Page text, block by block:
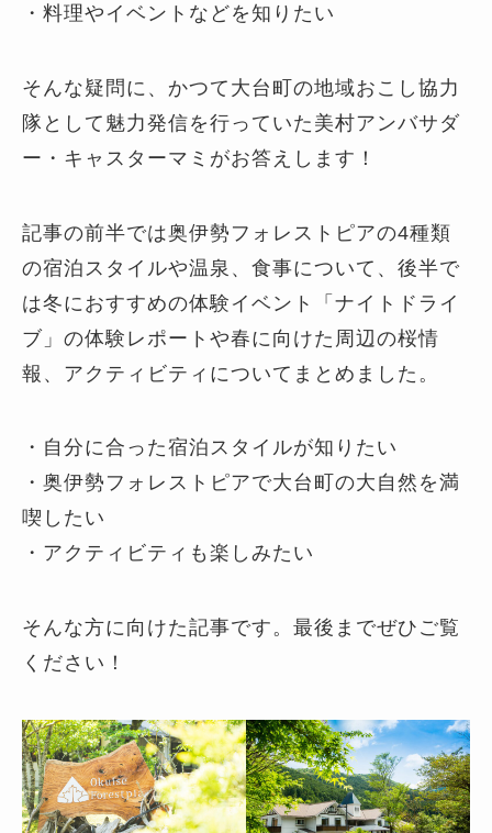
・料理やイベントなどを知りたい
そんな疑問に、かつて大台町の地域おこし協力
隊として魅力発信を行っていた美村アンバサダ
ー・キャスターマミがお答えします！
記事の前半では奥伊勢フォレストピアの4種類
の宿泊スタイルや温泉、食事について、後半で
は冬におすすめの体験イベント「ナイトドライ
ブ」の体験レポートや春に向けた周辺の桜情
報、アクティビティについてまとめました。
・自分に合った宿泊スタイルが知りたい
・奥伊勢フォレストピアで大台町の大自然を満
喫したい
・アクティビティも楽しみたい
そんな方に向けた記事です。最後までぜひご覧
ください！